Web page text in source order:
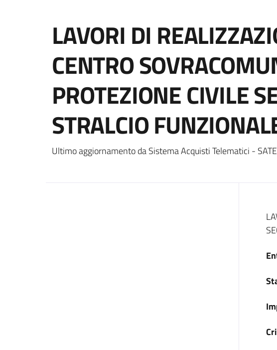
LAVORI DI
CENTRO
PROTEZIONE CIVILE
STRALCIO
Ultimo aggiornamento da Sistema Acquisti Telematici -